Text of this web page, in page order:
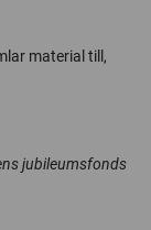
material till,
jubileumsfonds